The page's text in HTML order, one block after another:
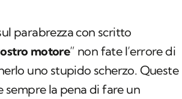
parabrezza con scritto
motore” non fate l’errore di
uno stupido scherzo. Queste
sempre la pena di fare un